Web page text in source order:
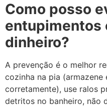
Como posso
entupimentos
dinheiro?
A prevenção é o melhor
cozinha na pia
corretamente), use ralos
detritos no banheiro, não